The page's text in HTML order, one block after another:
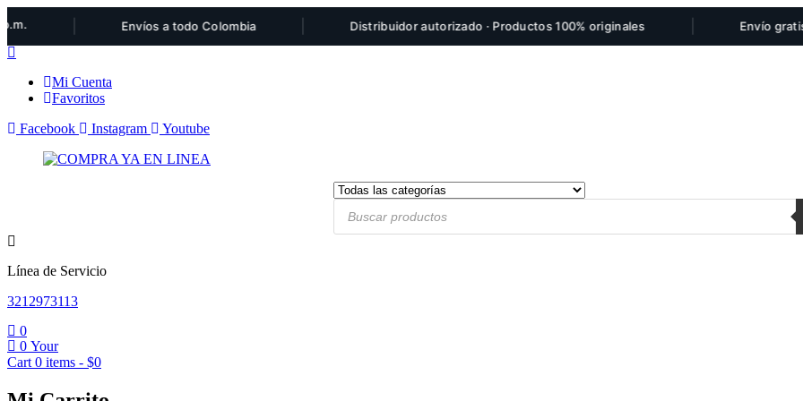
Envíos a todo Colombia Distribuidor autorizado · Productos 100% originales Envío gratis por
Mi Cuenta
Favoritos
Facebook
Instagram Youtube
Products
search
Línea de Servicio
3212973113
0
0 Your
Cart 0 items - $0